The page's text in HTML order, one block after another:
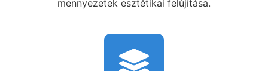
mennyezetek esztétikai felújítása.